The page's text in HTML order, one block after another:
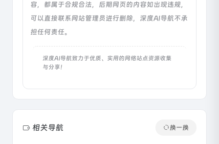
容，都属于合规合法，后期网页的内容如出现违规，
可以直接联系网站管理员进行删除，深度AI导航不承
担任何责任。
深度AI导航致力于优质、实用的网络站点资源收集
与分享！
相关导航 换一换